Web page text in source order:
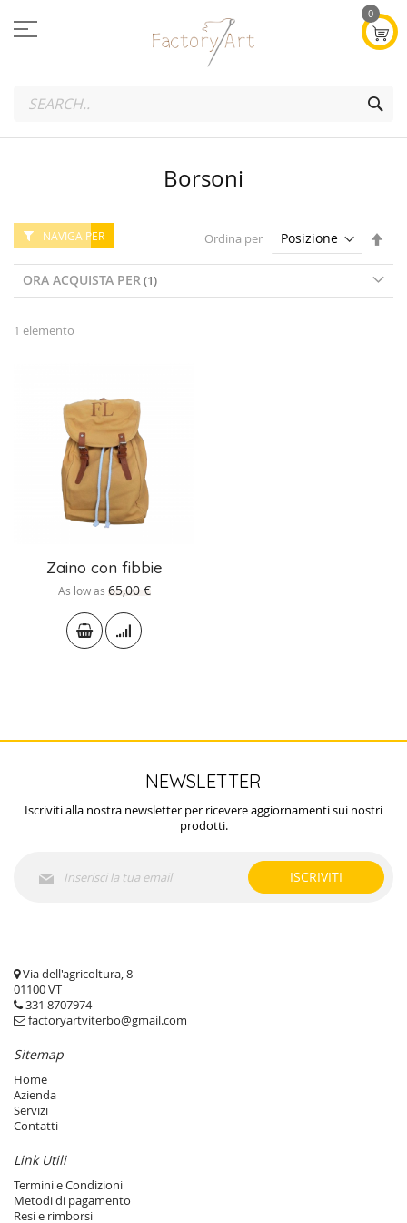
al
contenuto
0
Borsoni
NAVIGA PER
ORA ACQUISTA PER
1 elemento
Ordina per
Zaino con fibbie
As low as 65,00 €
NEWSLETTER
Iscriviti alla nostra newsletter per ricevere aggiornamenti sui nostri
prodotti.
alla
ISCRIVITI
Via dell'agricoltura, 8
01100 VT
331 8707974
factoryartviterbo@gmail.com
Sitemap
Home
Azienda
Servizi
Contatti
Link Utili
Termini e Condizioni
Metodi di pagamento
Resi e rimborsi